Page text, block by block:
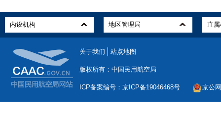
关于我们 站点地图
版权所有：中国民用航空局
ICP备案编号：京ICP备19046468号 京公